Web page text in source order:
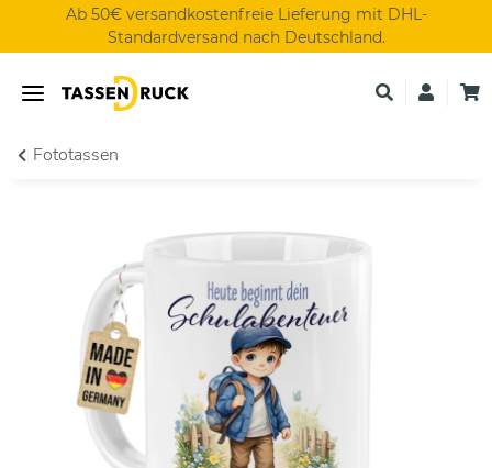
Ab 50€ versandkostenfreie Lieferung mit DHL-
Standardversand nach Deutschland.
Fototassen